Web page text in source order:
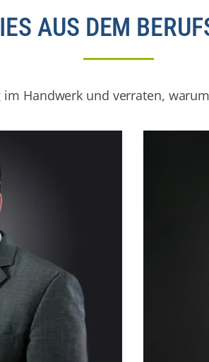
AUS DEM
Handwerk und verraten,